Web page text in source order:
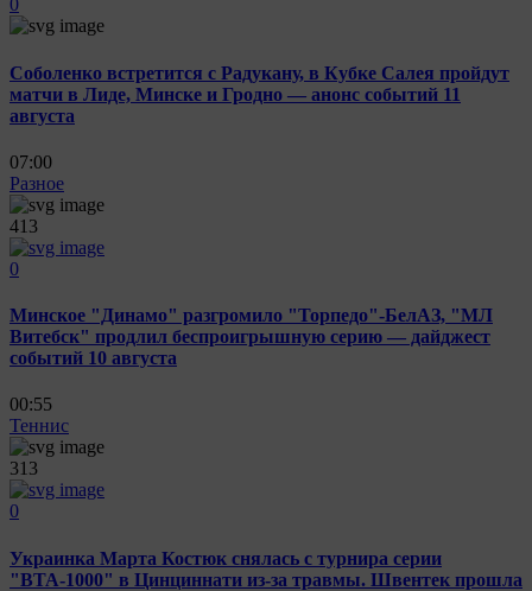
0
Соболенко встретится с Радукану, в Кубке Салея пройдут
матчи в Лиде, Минске и Гродно — анонс событий 11
августа
07:00
Разное
413
0
Минское "Динамо" разгромило "Торпедо"-БелАЗ, "МЛ
Витебск" продлил беспроигрышную серию — дайджест
событий 10 августа
00:55
Теннис
313
0
Украинка Марта Костюк снялась с турнира серии
"ВТА-1000" в Цинциннати из-за травмы. Швентек прошла